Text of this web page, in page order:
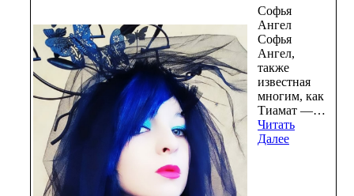
Софья
Ангел
Софья
Ангел,
также
известная
многим, как
Тиамат —…
Читать
Далее